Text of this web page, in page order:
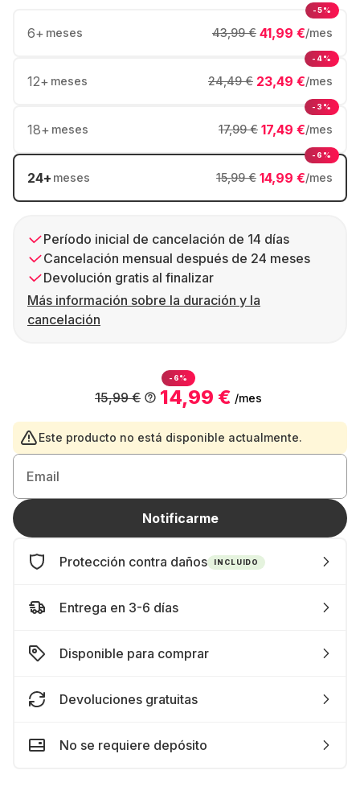
6+ meses 41,99 €/mes
43,99 €
-5%
12+ meses 23,49 €/mes
24,49 €
-4%
18+ meses 17,49 €/mes
17,99 €
-3%
24+ meses 14,99 €/mes
15,99 €
-6%
Período inicial de cancelación de 14 días
Cancelación mensual después de 24 meses
Devolución gratis al finalizar
Más información sobre la duración y la
cancelación
-6%
14,99 € /mes
15,99 €
Este producto no está disponible actualmente.
Email
Notificarme
Protección contra daños INCLUIDO
Entrega en 3-6 días
Disponible para comprar
Devoluciones gratuitas
No se requiere depósito